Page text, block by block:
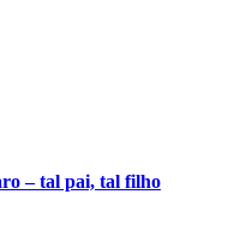
– tal pai, tal filho